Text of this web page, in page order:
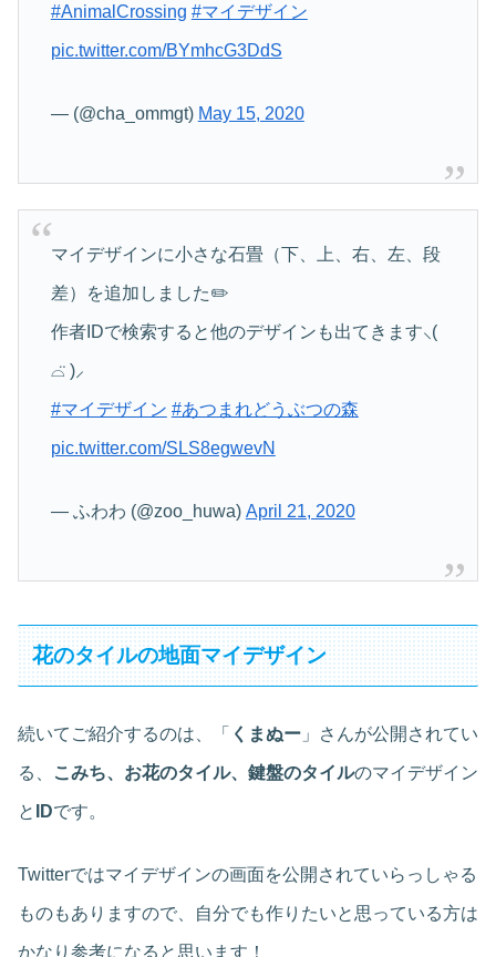
#AnimalCrossing #マイデザイン
pic.twitter.com/BYmhcG3DdS
— (@cha_ommgt) May 15, 2020
マイデザインに小さな石畳（下、上、右、左、段
差）を追加しました✏️
作者IDで検索すると他のデザインも出てきます⸜(
⌓̈ )⸝
#マイデザイン #あつまれどうぶつの森
pic.twitter.com/SLS8egwevN
— ふわわ (@zoo_huwa) April 21, 2020
花のタイルの地面マイデザイン
続いてご紹介するのは、「 くまぬー 」さんが公開されてい
る、 こみち、お花のタイル、鍵盤のタイルのマイデザイン
と IDです。
Twitterではマイデザインの画面を公開されていらっしゃる
ものもありますので、自分でも作りたいと思っている方は
かなり参考になると思います！